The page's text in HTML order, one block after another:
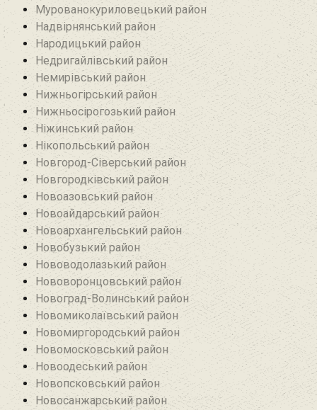
Мурованокуриловецький район
Надвірнянський район
Народицький район‎
Недригайлівський район‎
Немирівський район
Нижньогірський район
Нижньосірогозький район
Ніжинський район
Нікопольський район
Новгород-Сіверський район
Новгородківський район
Новоазовський район
Новоайдарський район‎
Новоархангельський район
Новобузький район‎
Нововодолазький район
Нововоронцовський район‎
Новоград-Волинський район
Новомиколаївський район‎
Новомиргородський район
Новомосковський район
Новоодеський район‎
Новопсковський район‎
Новосанжарський район